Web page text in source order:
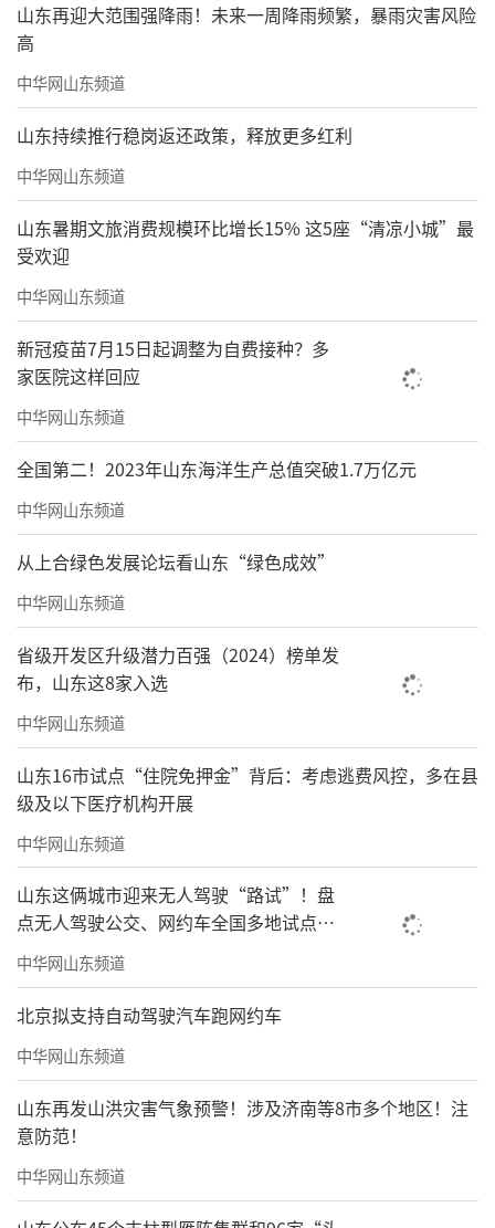
山东再迎大范围强降雨！未来一周降雨频繁，暴雨灾害风险
高
中华网山东频道
山东持续推行稳岗返还政策，释放更多红利
中华网山东频道
山东暑期文旅消费规模环比增长15% 这5座“清凉小城”最
受欢迎
中华网山东频道
新冠疫苗7月15日起调整为自费接种？多
家医院这样回应
中华网山东频道
全国第二！2023年山东海洋生产总值突破1.7万亿元
中华网山东频道
从上合绿色发展论坛看山东“绿色成效”
中华网山东频道
省级开发区升级潜力百强（2024）榜单发
布，山东这8家入选
中华网山东频道
山东16市试点“住院免押金”背后：考虑逃费风控，多在县
级及以下医疗机构开展
中华网山东频道
山东这俩城市迎来无人驾驶“路试”！盘
点无人驾驶公交、网约车全国多地试点之
路
中华网山东频道
北京拟支持自动驾驶汽车跑网约车
中华网山东频道
山东再发山洪灾害气象预警！涉及济南等8市多个地区！注
意防范！
中华网山东频道